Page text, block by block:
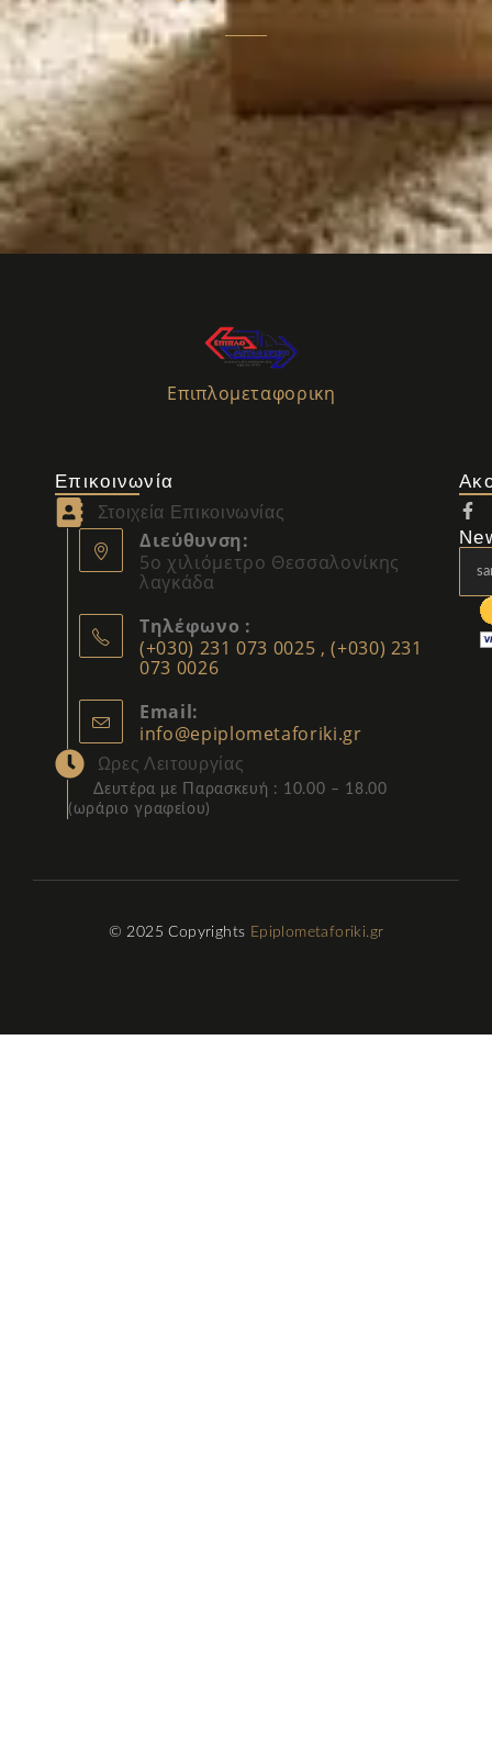
Επιπλομεταφορικη
Επικοινωνία
Στοιχεία Επικοινωνίας
Διεύθυνση:
5ο χιλιόμετρο Θεσσαλονίκης
λαγκάδα
Τηλέφωνο :
(+030) 231 073 0025 , (+030) 231
073 0026
Email:
info@epiplometaforiki.gr
Ωρες Λειτουργίας
Δευτέρα με Παρασκευή : 10.00 – 18.00
(ωράριο γραφείου)
© 2025 Copyrights Epiplometaforiki.gr